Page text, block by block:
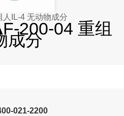
重组人IL-4 无动物成分
200-04 重组
成分
021-2200